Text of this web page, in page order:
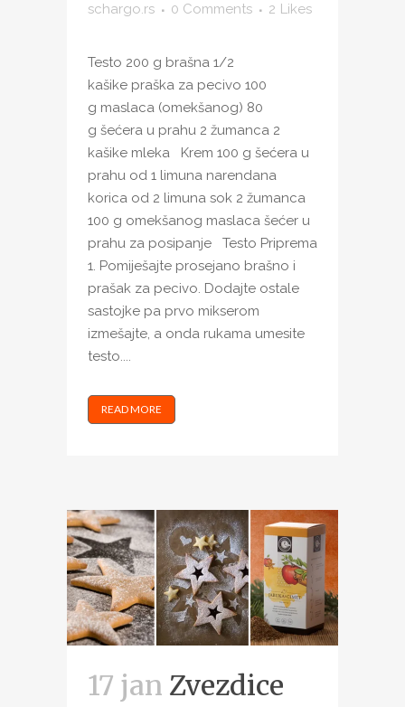
schargo.rs
0 Comments 2 Likes
Testo 200 g brašna 1/2
kašike praška za pecivo 100
g maslaca (omekšanog) 80
g šećera u prahu 2 žumanca 2
kašike mleka Krem 100 g šećera u
prahu od 1 limuna narendana
korica od 2 limuna sok 2 žumanca
100 g omekšanog maslaca šećer u
prahu za posipanje Testo Priprema
1. Pomiješajte prosejano brašno i
prašak za pecivo. Dodajte ostale
sastojke pa prvo mikserom
izmešajte, a onda rukama umesite
testo....
READ MORE
17 jan Zvezdice